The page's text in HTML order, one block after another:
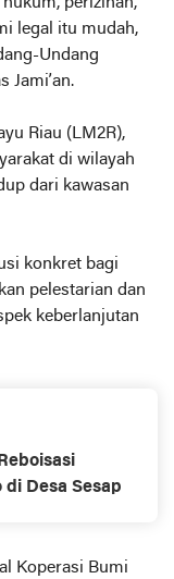
legal itu mudah,
Undang
Jami’an.
Riau (LM2R),
di wilayah
dari kawasan
konkret bagi
pelestarian dan
keberlanjutan
di Desa Sesap
Koperasi Bumi